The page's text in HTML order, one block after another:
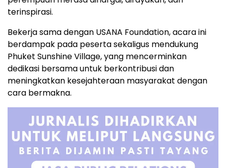
terinspirasi.
Bekerja sama dengan USANA Foundation, acara ini
berdampak pada peserta sekaligus mendukung
Phuket Sunshine Village, yang mencerminkan
dedikasi bersama untuk berkontribusi dan
meningkatkan kesejahteraan masyarakat dengan
cara bermakna.